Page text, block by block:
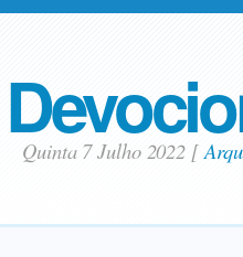
Quinta 7 Julho 2022 [